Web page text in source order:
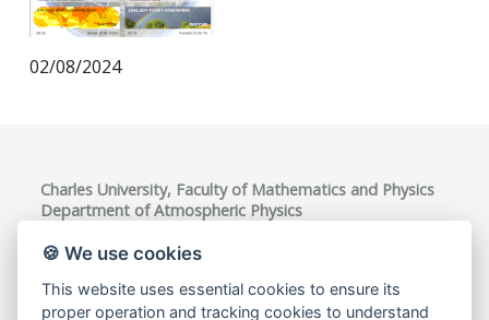
02/08/2024
Charles University, Faculty of Mathematics and Physics
Department of Atmospheric Physics
VAT ID: CZ00216208
🍪 We use cookies
This website uses essential cookies to ensure its
proper operation and tracking cookies to understand